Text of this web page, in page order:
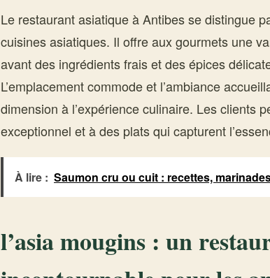
Le restaurant asiatique à Antibes se distingue
cuisines asiatiques. Il offre aux gourmets une
avant des ingrédients frais et des épices
L’emplacement commode et l’ambiance
dimension à l’expérience culinaire. Les clients
exceptionnel et à des plats qui capturent
À lire : Saumon cru ou cuit : recettes,
l’asia mougins : un